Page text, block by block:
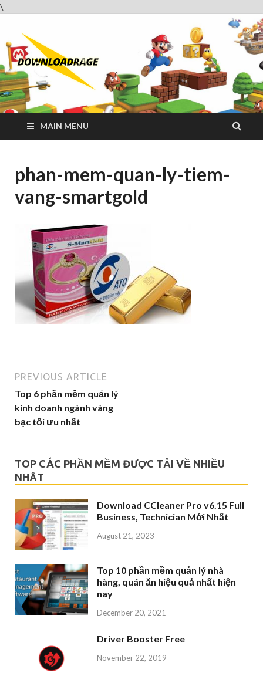
\
Website tải phần mềm nhanh và miễn phí
MAIN MENU
phan-mem-quan-ly-tiem-
vang-smartgold
PREVIOUS ARTICLE
Top 6 phần mềm quản lý
kinh doanh ngành vàng
bạc tối ưu nhất
TOP CÁC PHẦN MỀM ĐƯỢC TẢI VỀ NHIỀU
NHẤT
Download CCleaner Pro v6.15 Full
Business, Technician Mới Nhất
August 21, 2023
Top 10 phần mềm quản lý nhà
hàng, quán ăn hiệu quả nhất hiện
nay
December 20, 2021
Driver Booster Free
November 22, 2019